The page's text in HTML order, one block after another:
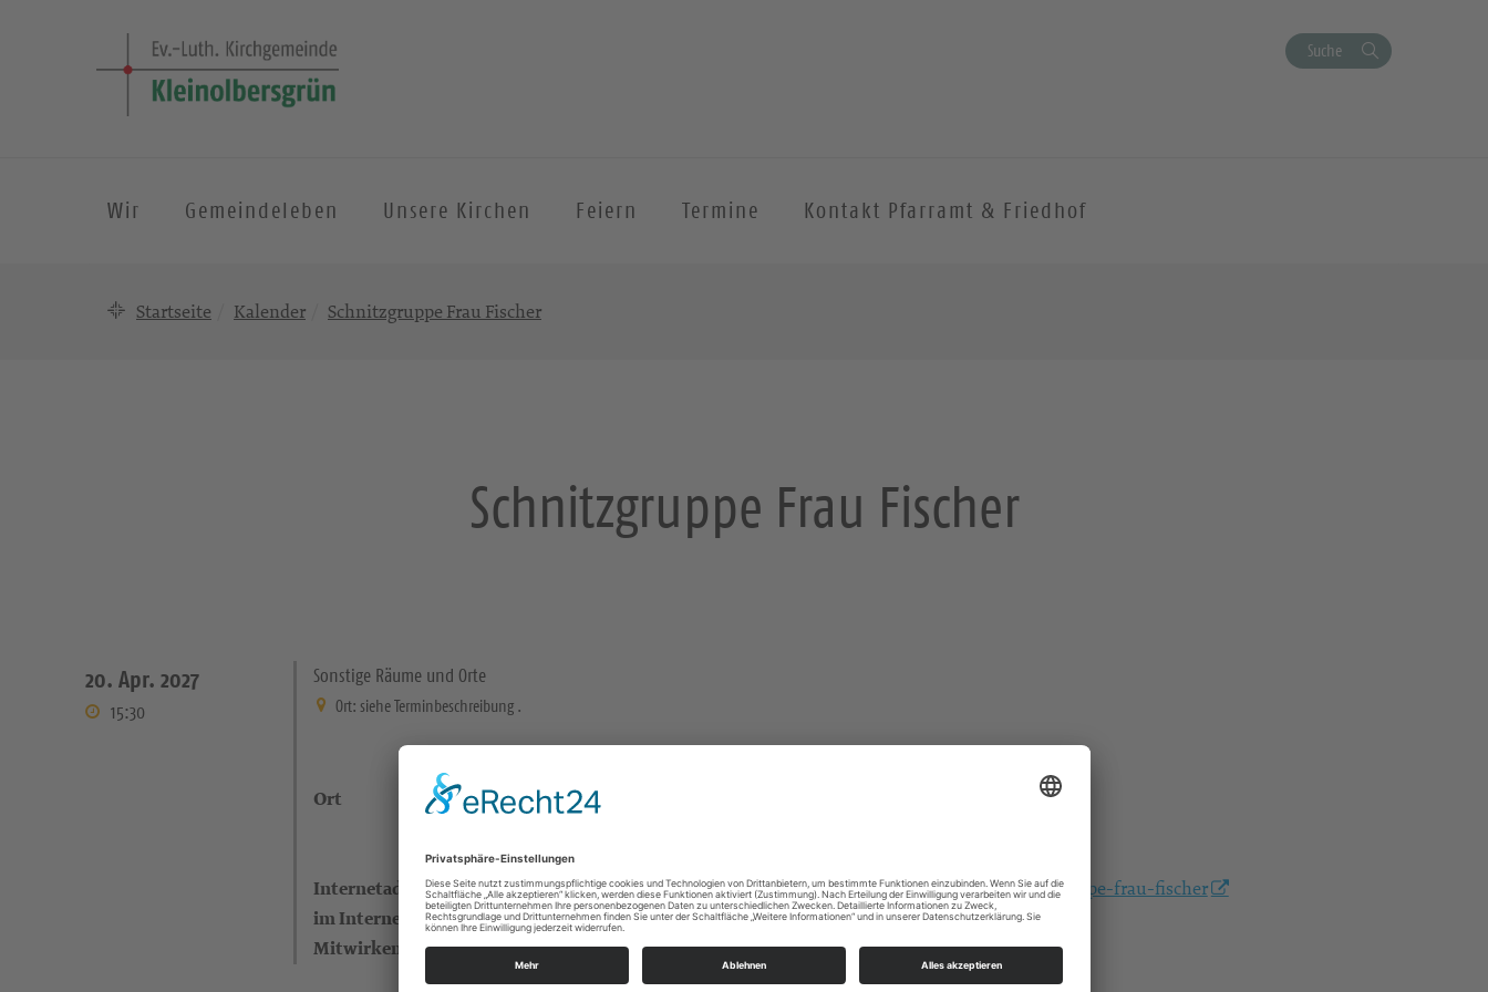
Suche
Wir Gemeindeleben Unsere Kirchen Feiern Termine Kontakt Pfarramt & Friedhof
Startseite Kalender Schnitzgruppe Frau Fischer
Schnitzgruppe Frau Fischer
20. Apr. 2027
15:30
Sonstige Räume und Orte
Ort: siehe Terminbeschreibung .
Ort
Sonstige Räume und Orte
Internetadresse (eigene Infos
im Internet)
https://landing.churchdesk.com/de/e/47074560/schnitzgruppe-frau-fischer
Mitwirkende Frau Fischer, 0176 539 427 25